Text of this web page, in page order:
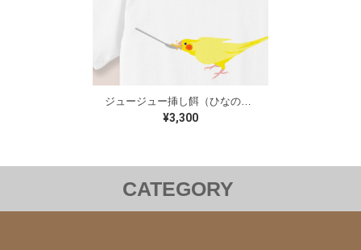
ジュージュー挿し餌（ひなのごはん）Tシャツ（オカメインコ）
¥3,300
CATEGORY
洋服 バッグ ステーショナリー 雑貨